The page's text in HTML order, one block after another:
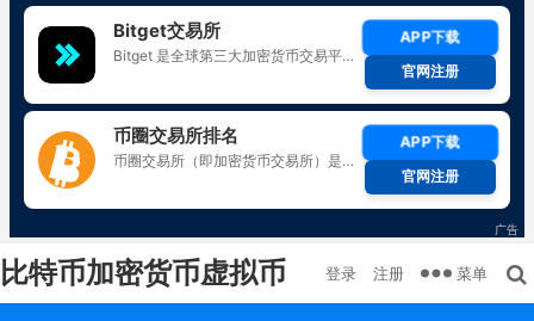
比特币加密货币虚拟币 登录 注册 菜单